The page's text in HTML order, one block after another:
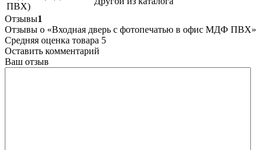
ПВХ)
Отзывы1
Отзывы о «Входная дверь с фотопечатью в офис МДФ ПВХ»
Средняя оценка товара 5
Оставить комментарий
Ваш отзыв